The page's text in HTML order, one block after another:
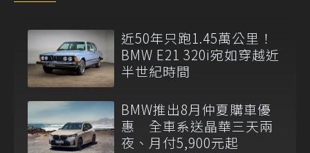
近50年只跑1.45萬公里！
BMW E21 320i宛如穿越近
半世紀時間
BMW推出8月仲夏購車優
惠 全車系送晶華三天兩
夜、月付5,900元起